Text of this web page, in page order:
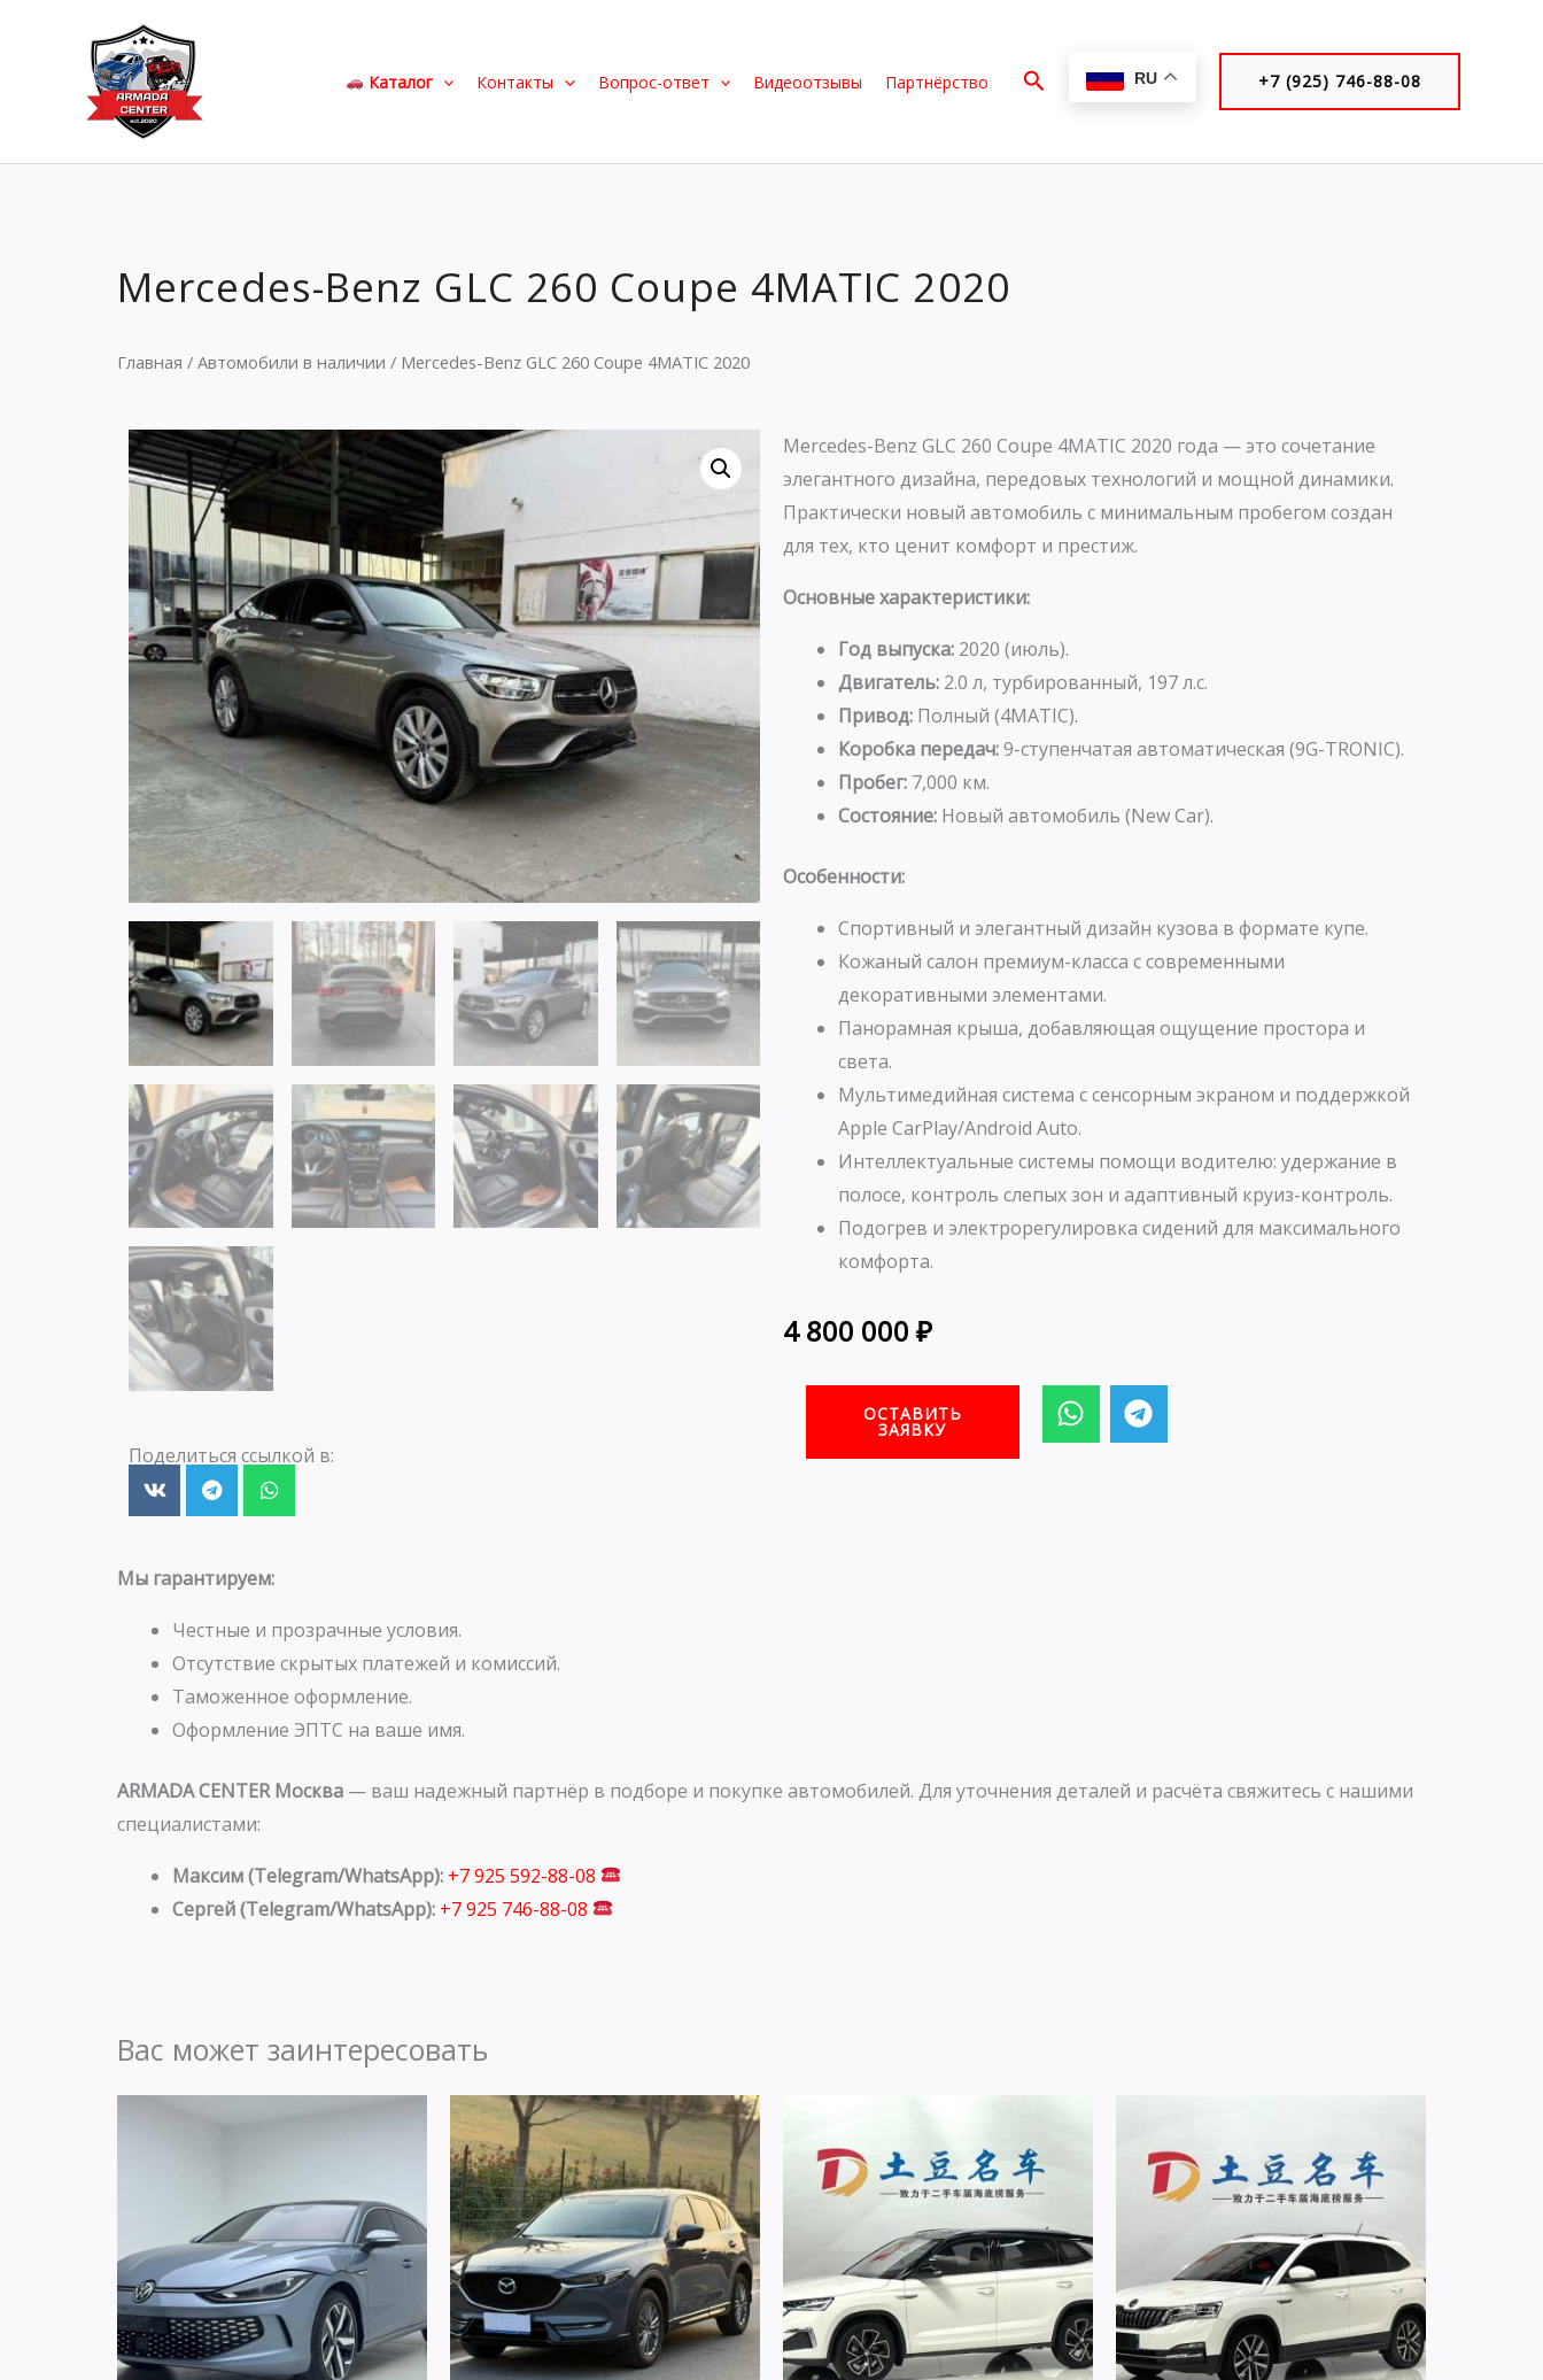
содержимому
Каталог Контакты Вопрос-ответ Видеоотзывы Партнёрство Поиск RU +7 (925) 746-88-08
Mercedes-Benz GLC 260 Coupe 4MATIC 2020
Главная / Автомобили в наличии / Mercedes-Benz GLC 260 Coupe 4MATIC 2020
Поделиться ссылкой в:
Mercedes-Benz GLC 260 Coupe 4MATIC 2020 года — это сочетание
элегантного дизайна, передовых технологий и мощной динамики.
Практически новый автомобиль с минимальным пробегом создан
для тех, кто ценит комфорт и престиж.
Основные характеристики:
Год выпуска: 2020 (июль).
Двигатель: 2.0 л, турбированный, 197 л.с.
Привод: Полный (4MATIC).
Коробка передач:9-ступенчатая автоматическая (9G-TRONIC).
Пробег: 7,000 км.
Состояние: Новый автомобиль (New Car).
Особенности:
Спортивный и элегантный дизайн кузова в формате купе.
Кожаный салон премиум-класса с современными
декоративными элементами.
Панорамная крыша, добавляющая ощущение простора и
света.
Мультимедийная система с сенсорным экраном и поддержкой
Apple CarPlay/Android Auto.
Интеллектуальные системы помощи водителю: удержание в
полосе, контроль слепых зон и адаптивный круиз-контроль.
Подогрев и электрорегулировка сидений для максимального
комфорта.
4 800 000 ₽
ОСТАВИТЬ
ЗАЯВКУ
W
h
a
T
e
l
Мы гарантируем:
Честные и прозрачные условия.
Отсутствие скрытых платежей и комиссий.
Таможенное оформление.
Оформление ЭПТС на ваше имя.
ARMADA CENTER Москва — ваш надежный партнёр в подборе и покупке автомобилей. Для уточнения деталей и расчёта свяжитесь с нашими
специалистами:
Максим (Telegram/WhatsApp): +7 925 592-88-08
Сергей (Telegram/WhatsApp): +7 925 746-88-08
Вас может заинтересовать